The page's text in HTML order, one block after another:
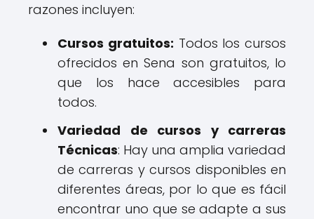
razones incluyen:
Cursos gratuitos: Todos los cursos
ofrecidos en Sena son gratuitos, lo
que los hace accesibles para
todos.
Variedad de cursos y carreras
Técnicas: Hay una amplia variedad
de carreras y cursos disponibles en
diferentes áreas, por lo que es fácil
encontrar uno que se adapte a sus